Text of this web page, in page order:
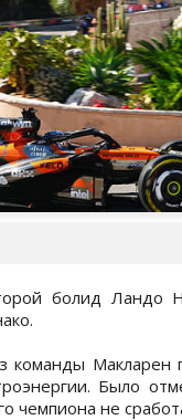
болид Ландо
команды Макларен
Было
чемпиона не